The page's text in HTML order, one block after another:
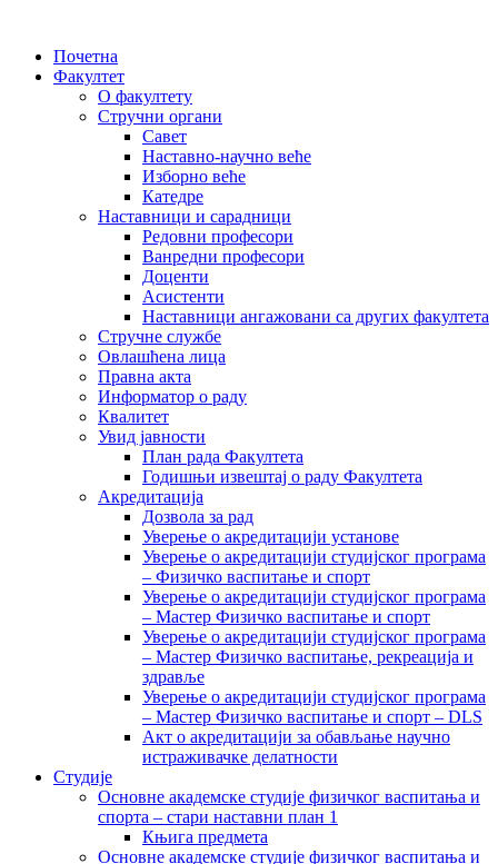
Почетна
Факултет
О факултету
Стручни органи
Савет
Наставно-научно веће
Изборно веће
Катедре
Наставници и сарадници
Редовни професори
Ванредни професори
Доценти
Асистенти
Наставници ангажовани са других факултета
Стручне службе
Овлашћена лица
Правна акта
Информатор о раду
Квалитет
Увид јавности
План рада Факултета
Годишњи извештај о раду Факултета
Акредитација
Дозвола за рад
Уверење о акредитацији установе
Уверење о акредитацији студијског програма
– Физичко васпитање и спорт
Уверење о акредитацији студијског програма
– Мастер Физичко васпитање и спорт
Уверење о акредитацији студијског програма
– Мастер Физичко васпитање, рекреација и
здравље
Уверење о акредитацији студијског програма
– Мастер Физичко васпитање и спорт – DLS
Акт о акредитацији за обављање научно
истраживачке делатности
Студије
Основне академске студије физичког васпитања и
спорта – стари наставни план 1
Књига предмета
Основне академске студије физичког васпитања и